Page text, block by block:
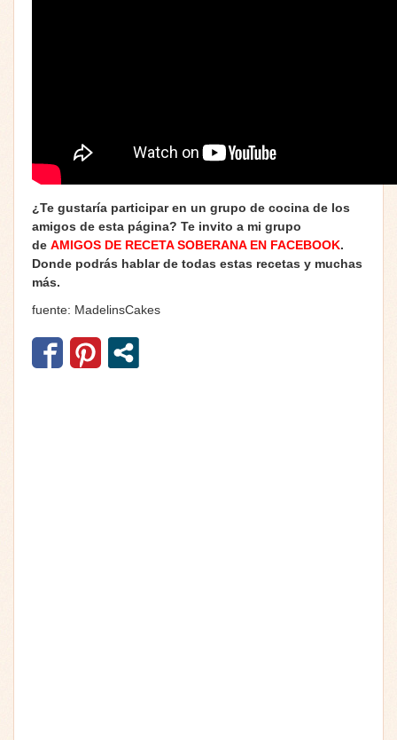
¿Te gustaría participar en un grupo de cocina de los
amigos de esta página? Te invito a mi grupo
de AMIGOS DE RECETA SOBERANA EN FACEBOOK.
Donde podrás hablar de todas estas recetas y muchas
más.
fuente: MadelinsCakes